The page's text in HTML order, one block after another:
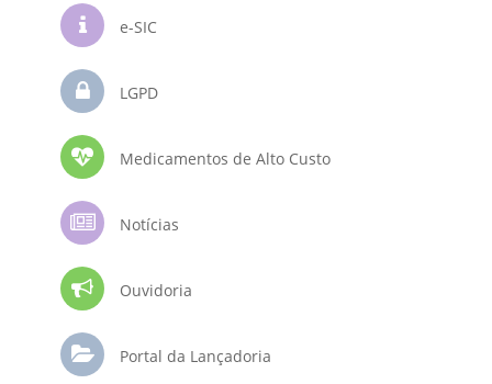
e-SIC
LGPD
Medicamentos de Alto Custo
Notícias
Ouvidoria
Portal da Lançadoria